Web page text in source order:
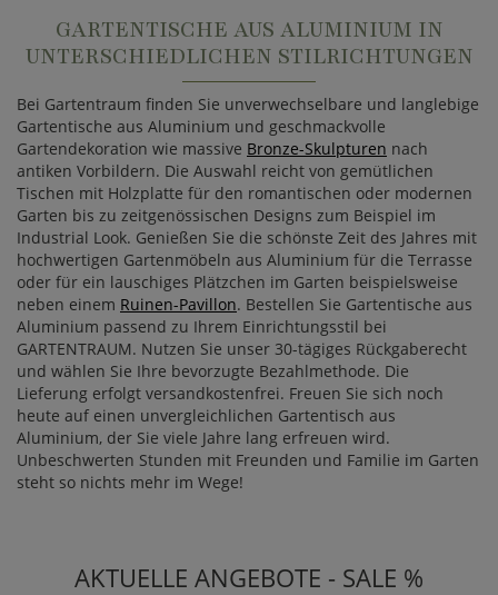
GARTENTISCHE AUS ALUMINIUM IN
UNTERSCHIEDLICHEN STILRICHTUNGEN
Bei Gartentraum finden Sie unverwechselbare und langlebige
Gartentische aus Aluminium und geschmackvolle
Gartendekoration wie massive Bronze-Skulpturen nach
antiken Vorbildern. Die Auswahl reicht von gemütlichen
Tischen mit Holzplatte für den romantischen oder modernen
Garten bis zu zeitgenössischen Designs zum Beispiel im
Industrial Look. Genießen Sie die schönste Zeit des Jahres mit
hochwertigen Gartenmöbeln aus Aluminium für die Terrasse
oder für ein lauschiges Plätzchen im Garten beispielsweise
neben einem Ruinen-Pavillon. Bestellen Sie Gartentische aus
Aluminium passend zu Ihrem Einrichtungsstil bei
GARTENTRAUM. Nutzen Sie unser 30-tägiges Rückgaberecht
und wählen Sie Ihre bevorzugte Bezahlmethode. Die
Lieferung erfolgt versandkostenfrei. Freuen Sie sich noch
heute auf einen unvergleichlichen Gartentisch aus
Aluminium, der Sie viele Jahre lang erfreuen wird.
Unbeschwerten Stunden mit Freunden und Familie im Garten
steht so nichts mehr im Wege!
AKTUELLE ANGEBOTE - SALE %